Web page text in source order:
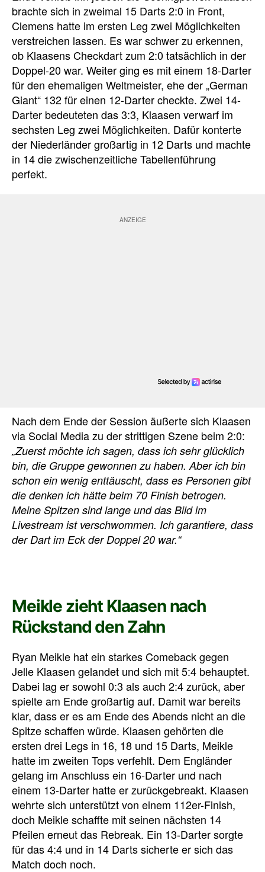
brachte sich in zweimal 15 Darts 2:0 in Front,
Clemens hatte im ersten Leg zwei Möglichkeiten
verstreichen lassen. Es war schwer zu erkennen,
ob Klaasens Checkdart zum 2:0 tatsächlich in der
Doppel-20 war. Weiter ging es mit einem 18-Darter
für den ehemaligen Weltmeister, ehe der „German
Giant“ 132 für einen 12-Darter checkte. Zwei 14-
Darter bedeuteten das 3:3, Klaasen verwarf im
sechsten Leg zwei Möglichkeiten. Dafür konterte
der Niederländer großartig in 12 Darts und machte
in 14 die zwischenzeitliche Tabellenführung
perfekt.
Nach dem Ende der Session äußerte sich Klaasen
via Social Media zu der strittigen Szene beim 2:0:
„Zuerst möchte ich sagen, dass ich sehr glücklich
bin, die Gruppe gewonnen zu haben. Aber ich bin
schon ein wenig enttäuscht, dass es Personen gibt
die denken ich hätte beim 70 Finish betrogen.
Meine Spitzen sind lange und das Bild im
Livestream ist verschwommen. Ich garantiere, dass
der Dart im Eck der Doppel 20 war.“
Meikle zieht Klaasen nach
Rückstand den Zahn
Ryan Meikle hat ein starkes Comeback gegen
Jelle Klaasen gelandet und sich mit 5:4 behauptet.
Dabei lag er sowohl 0:3 als auch 2:4 zurück, aber
spielte am Ende großartig auf. Damit war bereits
klar, dass er es am Ende des Abends nicht an die
Spitze schaffen würde. Klaasen gehörten die
ersten drei Legs in 16, 18 und 15 Darts, Meikle
hatte im zweiten Tops verfehlt. Dem Engländer
gelang im Anschluss ein 16-Darter und nach
einem 13-Darter hatte er zurückgebreakt. Klaasen
wehrte sich unterstützt von einem 112er-Finish,
doch Meikle schaffte mit seinen nächsten 14
Pfeilen erneut das Rebreak. Ein 13-Darter sorgte
für das 4:4 und in 14 Darts sicherte er sich das
Match doch noch.